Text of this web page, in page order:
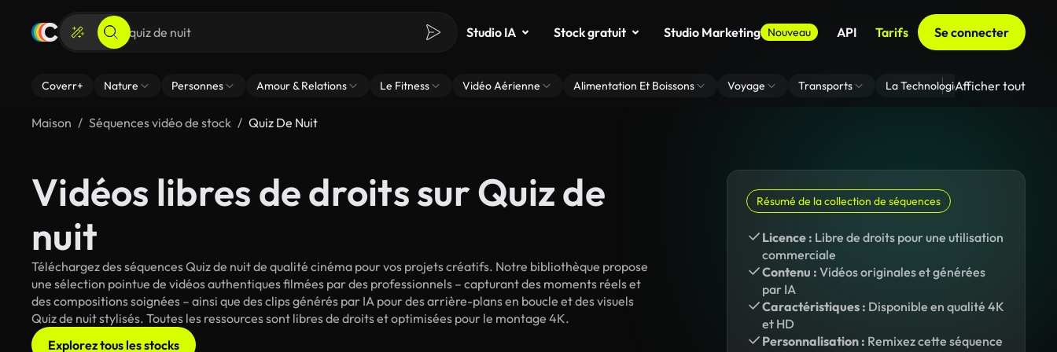
Studio IA Stock gratuit Studio Marketing Nouveau API Tarifs Se connecter
Coverr+ Nature Personnes Amour & Relations Le Fitness Vidéo Aérienne Alimentation Et Boissons Voyage Transports La Technologie Zoom En
Afficher tout
Maison Séquences vidéo de stock Quiz De Nuit
Vidéos libres de droits sur Quiz de
nuit
Téléchargez des séquences Quiz de nuit de qualité cinéma pour vos projets créatifs. Notre bibliothèque propose
une sélection pointue de vidéos authentiques filmées par des professionnels – capturant des moments réels et
des compositions soignées – ainsi que des clips générés par IA pour des arrière-plans en boucle et des visuels
Quiz de nuit stylisés. Toutes les ressources sont libres de droits et optimisées pour le montage 4K.
Explorez tous les stocks
Résumé de la collection de séquences
Licence : Libre de droits pour une utilisation
commerciale
Contenu : Vidéos originales et générées
par IA
Caractéristiques : Disponible en qualité 4K
et HD
Personnalisation : Remixez cette séquence